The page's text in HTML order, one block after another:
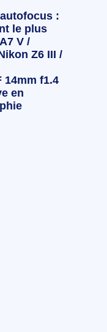
:
le plus
V /
Z6 III /
14mm f1.4
en